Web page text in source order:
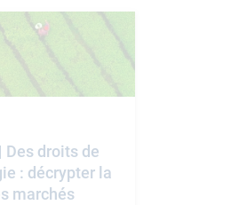
Des droits de
: décrypter la
marchés